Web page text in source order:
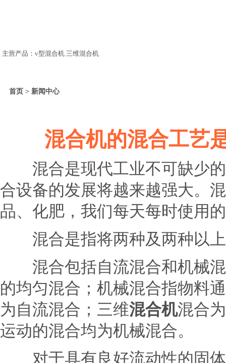
主营产品：v型混合机 三维混合机
首页 > 新闻中心
混合机的混合工艺
混合是现代工业不可缺少的
合设备的发展将越来越强大。
品、化肥，我们每天每时使用
混合是指将两种及两种以上
混合包括自流混合和机械混
的均匀混合；机械混合指物料
为自流混合；三维混合机混合
运动的混合均为机械混合。
对于具有良好流动性的固体